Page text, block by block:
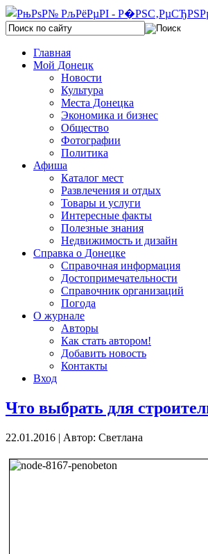
Главная
Мой Донецк
Новости
Культура
Места Донецка
Экономика и бизнес
Общество
Фотографии
Политика
Афиша
Каталог мест
Развлечения и отдых
Товары и услуги
Интересные факты
Полезные знания
Недвижимость и дизайн
Справка о Донецке
Справочная информация
Достопримечательности
Справочник организаций
Погода
О журнале
Авторы
Как стать автором!
Добавить новость
Контакты
Вход
Что выбрать для
22.01.2016 | Автор: Светлана